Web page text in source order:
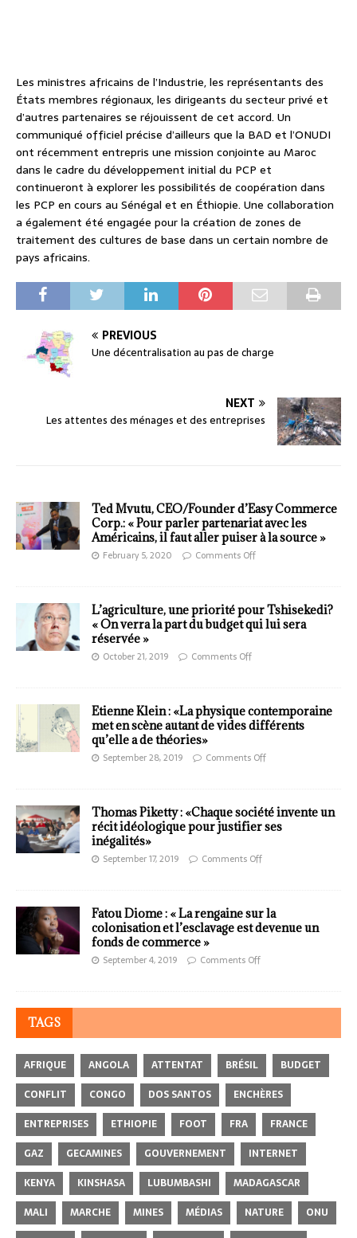
Les ministres africains de l’Industrie, les représentants des
États membres régionaux, les dirigeants du secteur privé et
d’autres partenaires se réjouissent de cet accord. Un
communiqué officiel précise d’ailleurs que la BAD et l’ONUDI
ont récemment entrepris une mission conjointe au Maroc
dans le cadre du développement initial du PCP et
continueront à explorer les possibilités de coopération dans
les PCP en cours au Sénégal et en Éthiopie. Une collaboration
a également été engagée pour la création de zones de
traitement des cultures de base dans un certain nombre de
pays africains.
PREVIOUS
Une décentralisation au pas de charge
NEXT
Les attentes des ménages et des entreprises
Ted Mvutu, CEO/Founder d’Easy Commerce
Corp.: « Pour parler partenariat avec les
Américains, il faut aller puiser à la source »
February 5, 2020 Comments Off
L’agriculture, une priorité pour Tshisekedi?
« On verra la part du budget qui lui sera
réservée »
October 21, 2019 Comments Off
Etienne Klein : «La physique contemporaine
met en scène autant de vides différents
qu’elle a de théories»
September 28, 2019 Comments Off
Thomas Piketty : «Chaque société invente un
récit idéologique pour justifier ses
inégalités»
September 17, 2019 Comments Off
Fatou Diome : « La rengaine sur la
colonisation et l’esclavage est devenue un
fonds de commerce »
September 4, 2019 Comments Off
TAGS
AFRIQUE ANGOLA ATTENTAT BRÉSIL
BUDGET
CONFLIT
CONGO DOS SANTOS
ENCHÈRES
ENTREPRISES
ETHIOPIE FOOT FRA
FRANCE
GAZ
GECAMINES GOUVERNEMENT
INTERNET
KENYA
KINSHASA LUBUMBASHI
MADAGASCAR
MALI
MARCHE MINES MÉDIAS NATURE
ONU